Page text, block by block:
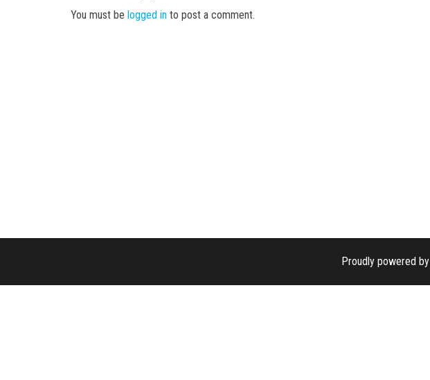
You must be logged in to post a comment.
Proudly powered by